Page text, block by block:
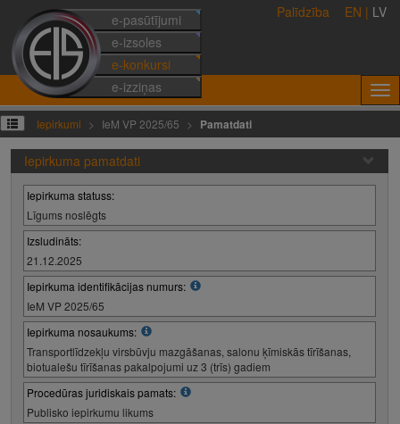
e-pasūtījumi
e-izsoles
e-konkursi
e-izziņas
Palīdzība EN | LV
Iepirkumi IeM VP 2025/65 Pamatdati
Iepirkuma pamatdati
Iepirkuma statuss:
Līgums noslēgts
Izsludināts:
21.12.2025
Iepirkuma identifikācijas numurs:
IeM VP 2025/65
Iepirkuma nosaukums:
Transportlīdzekļu virsbūvju mazgāšanas, salonu ķīmiskās tīrīšanas,
biotualešu tīrīšanas pakalpojumi uz 3 (trīs) gadiem
Procedūras juridiskais pamats:
Publisko iepirkumu likums